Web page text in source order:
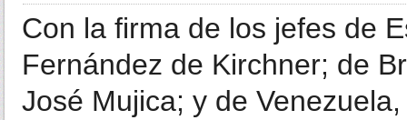
Con la firma de los jefes de
Fernández de Kirchner; de
José Mujica; y de